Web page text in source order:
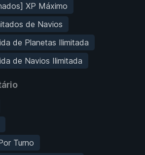
XP Máximo
de Navios
de Planetas Ilimitada
de Navios Ilimitada
Turno